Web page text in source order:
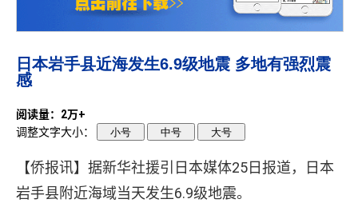
日本岩手县近海发生6.9级地震 多地有强烈震
感
阅读量：2万+
调整文字大小：
小号 中号 大号
【侨报讯】据新华社援引日本媒体25日报道，日本
岩手县附近海域当天发生6.9级地震。